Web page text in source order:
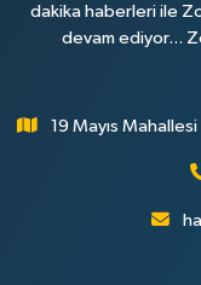
dakika haberleri ile
devam ediyor...
19 Mayıs